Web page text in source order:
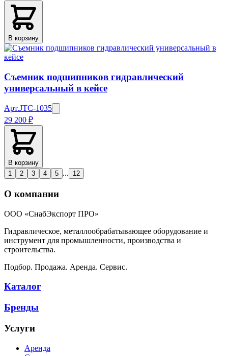
В корзину
Съемник подшипников гидравлический
универсальный в кейсе
Арт.JTC-1035
29 200 ₽
В корзину
1
2 3 4 5 ... 12
О компании
ООО «СнабЭкспорт ПРО»
Гидравлическое, металлообрабатывающее оборудование и
инструмент для промышленности, производства и
строительства.
Подбор. Продажа. Аренда. Сервис.
Каталог
Бренды
Услуги
Аренда